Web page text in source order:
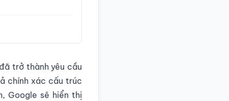
trở thành yêu cầu
chính xác cấu trúc
Google sẽ hiển thị